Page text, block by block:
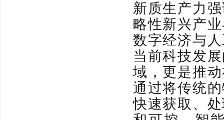
新质生产力
略性新兴产
数字经济与
当前科技发
域，更是推
通过将传统
快速获取、